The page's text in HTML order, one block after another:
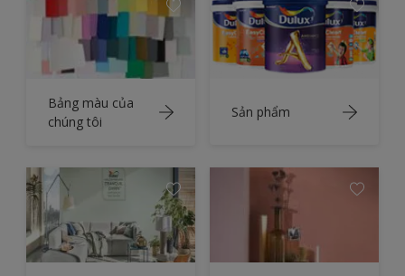
Bảng màu của
chúng tôi
Sản phẩm